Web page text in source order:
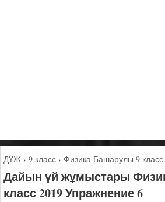
ДҮЖ › 9 класс › Физика Башарулы 9 класс
Дайын үй жұмыстары
класс 2019 Упражнение 6